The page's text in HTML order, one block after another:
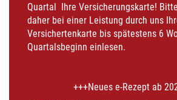
Quartal Ihre Versicherungskarte!
daher bei einer Leistung durch uns
Versichertenkarte bis spätestens 6
Quartalsbeginn einlesen.
+++Neues e-Rezept ab